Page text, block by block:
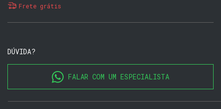
Frete grátis
DÚVIDA?
FALAR COM UM ESPECIALISTA